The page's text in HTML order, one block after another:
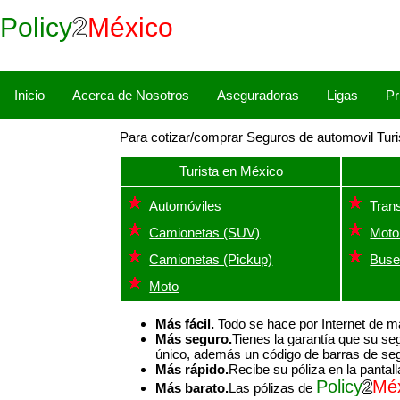
Policy2México
Inicio Acerca de Nosotros Aseguradoras Ligas
Para cotizar/comprar Seguros de automovil
Turista en México
Automóviles
Camionetas (SUV)
Camionetas (Pickup)
Moto
Más fácil.Todo se hace por Internet de
Más seguro.Tienes la garantía que su
único, además un código de barras de
Más rápido.Recibe su póliza en la
Más barato.Las pólizas de Policy2